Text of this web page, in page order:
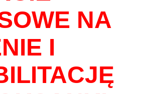
NA
I